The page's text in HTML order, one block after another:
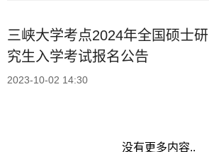
三峡大学考点2024年全国硕士研
究生入学考试报名公告
2023-10-02 14:30
没有更多内容..